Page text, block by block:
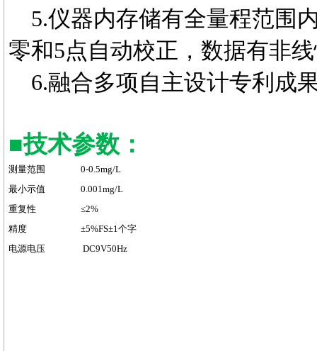
5.仪器内存储有全量程范围
零和5点自动校正，数据有非
6.融合多项自主设计专利成
■技术参数：
测量范围
0-0.5mg/L
最小示值
0.001mg/L
重复性
≤2%
精度
±5%FS±1个字
电源电压
DC9V50Hz